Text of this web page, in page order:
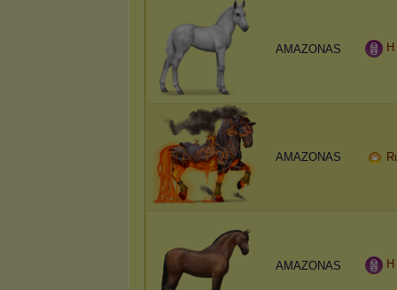
AMAZONAS
AMAZONAS
AMAZONAS